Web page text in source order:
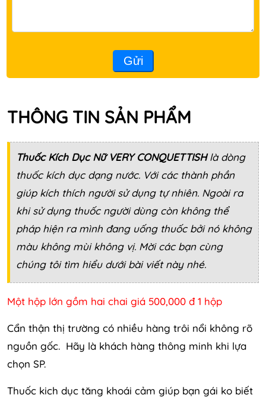
Gửi
THÔNG TIN SẢN PHẨM
Thuốc Kích Dục Nữ VERY CONQUETTISHlà dòng
thuốc kích dục dạng nước. Với các thành phần
giúp kích thích người sử dụng tự nhiên. Ngoài ra
khi sử dụng thuốc người dùng còn không thể
pháp hiện ra mình đang uống thuốc bởi nó không
màu không mùi không vị. Mời các bạn cùng
chúng tôi tìm hiểu dưới bài viết này nhé.
Một hộp lớn gồm hai chai giá 500,000 đ 1 hộp
Cẩn thận thị trường có nhiều hàng trôi nổi không rõ
nguồn gốc. Hãy là khách hàng thông minh khi lựa
chọn SP.
Thuốc kich dục tăng khoái cảm giúp bạn gái ko biết